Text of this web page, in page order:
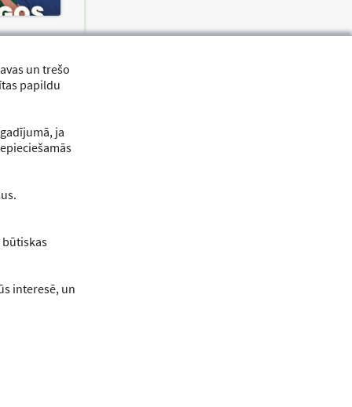
un trešo
papildu
ja
interesē, un